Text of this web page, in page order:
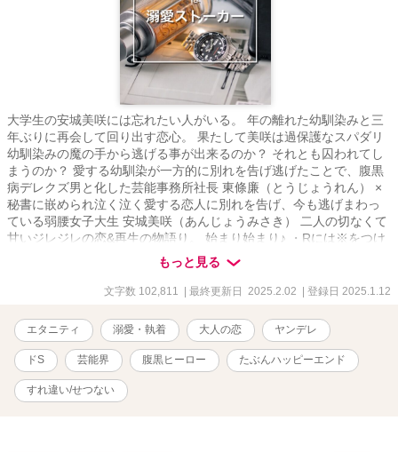
大学生の安城美咲には忘れたい人がいる。 年の離れた幼馴染みと三
年ぶりに再会して回り出す恋心。 果たして美咲は過保護なスパダリ
幼馴染みの魔の手から逃げる事が出来るのか？ それとも囚われてし
まうのか？ 愛する幼馴染が一方的に別れを告げ逃げたことで、腹黒
病デレクズ男と化した芸能事務所社長 東條廉（とうじょうれん） ×
秘書に嵌められ泣く泣く愛する恋人に別れを告げ、今も逃げまわっ
ている弱腰女子大生 安城美咲（あんじょうみさき） 二人の切なくて
甘いジレジレの恋&再生の物語り。 始まり始まり♪ ・Rには※をつけ
ます。 ・同意のないR描写があります。苦手な方はご自衛ください
ませ。（両片思いに伴うすれ違いのため） ※数年前に書いた作品を
大幅に見直し、改稿したものになります。 いくつかエピソードも追
だけるかなと。
もっと見る
文字数 102,811 | 最終更新日 2025.2.02 | 登録日 2025.1.12
エタニティ 溺愛・執着 大人の恋 ヤンデレ
ドS 芸能界 腹黒ヒーロー たぶんハッピーエンド
すれ違い/せつない